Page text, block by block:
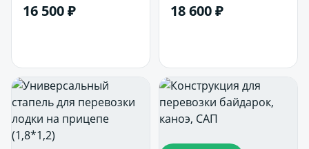
16 500 ₽
прицепе (Разборный)
18 600 ₽